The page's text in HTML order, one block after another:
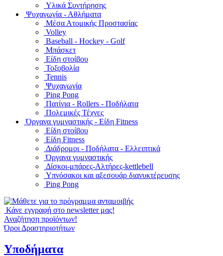
Υλικά Συντήρησης
Ψυχαγωγία - Αθλήματα
Μέσα Ατομικής Προστασίας
Volley
Baseball - Hockey - Golf
Μπάσκετ
Είδη στοίβου
Τοξοβολία
Tennis
Ψυχαγωγία
Ping Pong
Πατίνια - Rollers - Ποδήλατα
Πολεμικές Τέχνες
Όργανα γυμναστικής - Είδη Fitness
Είδη στοίβου
Είδη Fitness
Διάδρομοι - Ποδήλατα - Ελλειπτικά
Όργανα γυμναστικής
Δίσκοι-μπάρες-Αλτήρες-kettlebell
Υπνόσακοι και αξεσουάρ διανυκτέρευσης
Ping Pong
Κάνε εγγραφή στο newsletter μας!
Αναζήτηση προϊόντων!
Όροι Δραστηριοτήτων
Υποδήματα